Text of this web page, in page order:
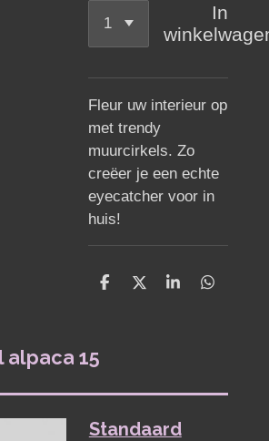
In
Fleur uw interieur op
met trendy
muurcirkels. Zo
creëer je een echte
eyecatcher voor in
huis!
D
D
S
D
alpaca 15
Standaard